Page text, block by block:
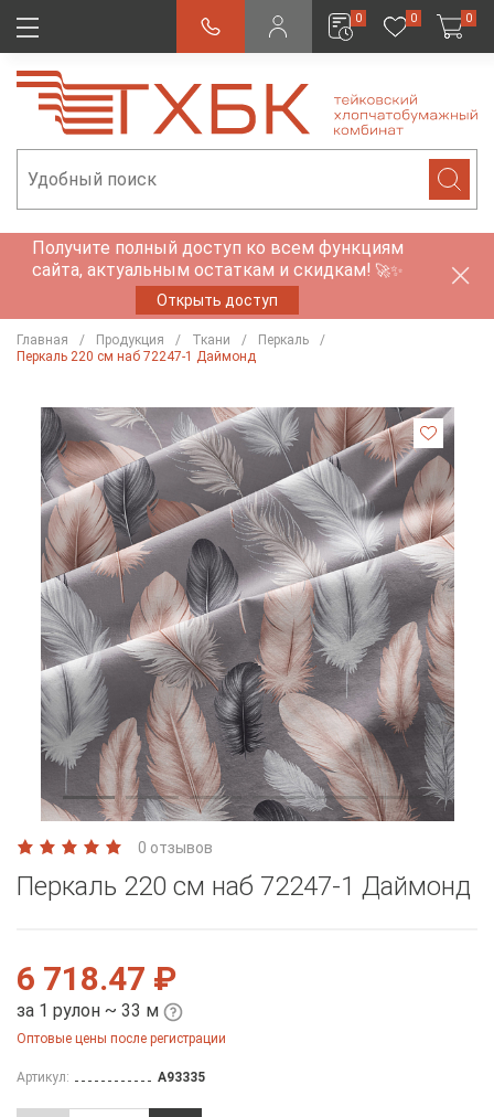
0 0 0
Получите полный доступ ко всем функциям
сайта, актуальным остаткам и скидкам! 🚀✨
Открыть доступ
Главная Продукция Ткани
Перкаль
Перкаль 220 см наб 72247-1 Даймонд
0 отзывов
Перкаль 220 см наб 72247-1 Даймонд
6 718.47 ₽
за 1 рулон ~ 33 м
Оптовые цены после регистрации
Артикул: A93335